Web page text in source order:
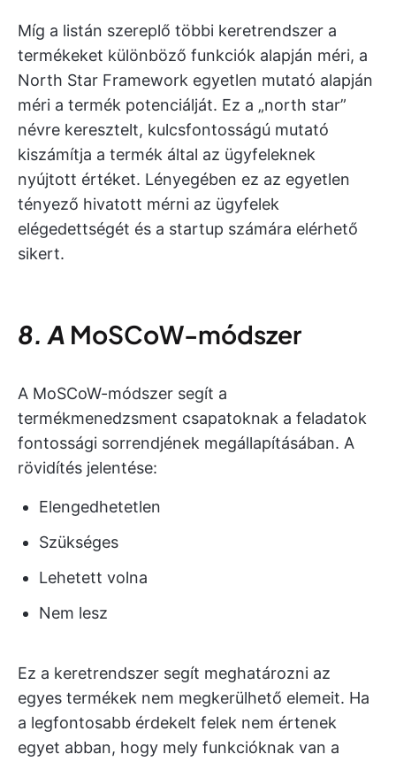
Míg a listán szereplő többi keretrendszer a
termékeket különböző funkciók alapján méri, a
North Star Framework egyetlen mutató alapján
méri a termék potenciálját. Ez a „north star”
névre keresztelt, kulcsfontosságú mutató
kiszámítja a termék által az ügyfeleknek
nyújtott értéket. Lényegében ez az egyetlen
tényező hivatott mérni az ügyfelek
elégedettségét és a startup számára elérhető
sikert.
8. A MoSCoW-módszer
A MoSCoW-módszer segít a
termékmenedzsment csapatoknak a feladatok
fontossági sorrendjének megállapításában. A
rövidítés jelentése:
Elengedhetetlen
Szükséges
Lehetett volna
Nem lesz
Ez a keretrendszer segít meghatározni az
egyes termékek nem megkerülhető elemeit. Ha
a legfontosabb érdekelt felek nem értenek
egyet abban, hogy mely funkcióknak van a